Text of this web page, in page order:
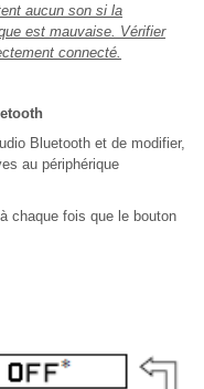
aucun son si la
est mauvaise. Vérifier
connecté.
Bluetooth et de modifier,
au périphérique
chaque fois que le bouton